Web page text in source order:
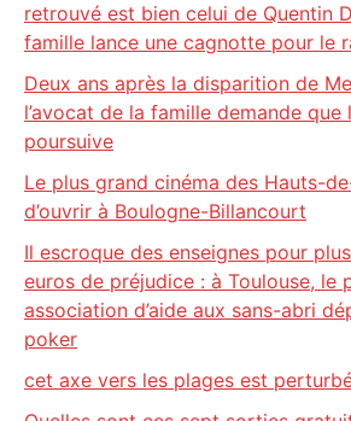
retrouvé est bien celui de Quentin
famille lance une cagnotte pour le
Deux ans après la disparition de
l’avocat de la famille demande que
poursuive
Le plus grand cinéma des Hauts-
d’ouvrir à Boulogne-Billancourt
Il escroque des enseignes pour
euros de préjudice : à Toulouse, le
association d’aide aux sans-abri
poker
cet axe vers les plages est